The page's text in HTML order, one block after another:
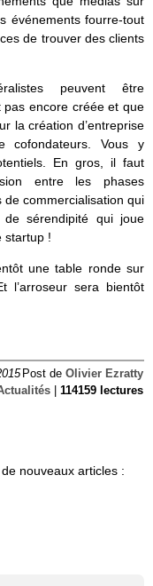
événements fourre-tout
de trouver des clients
peuvent être
pas encore créée et que
la création d’entreprise
cofondateurs. Vous y
En gros, il faut
entre les phases
de commercialisation qui
sérendipité qui joue
startup !
une table ronde sur
sera bientôt
Post de Olivier Ezratty
114159 lectures
nouveaux articles :